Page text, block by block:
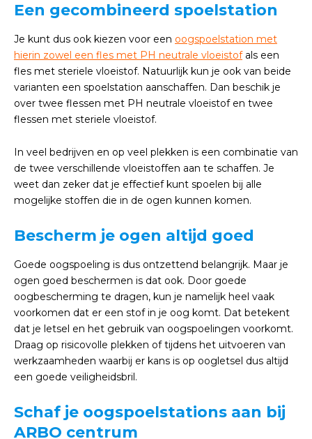
Een gecombineerd spoelstation
Je kunt dus ook kiezen voor een oogspoelstation met
hierin zowel een fles met PH neutrale vloeistofals een
fles met steriele vloeistof. Natuurlijk kun je ook van beide
varianten een spoelstation aanschaffen. Dan beschik je
over twee flessen met PH neutrale vloeistof en twee
flessen met steriele vloeistof.
In veel bedrijven en op veel plekken is een combinatie van
de twee verschillende vloeistoffen aan te schaffen. Je
weet dan zeker dat je effectief kunt spoelen bij alle
mogelijke stoffen die in de ogen kunnen komen.
Bescherm je ogen altijd goed
Goede oogspoeling is dus ontzettend belangrijk. Maar je
ogen goed beschermen is dat ook. Door goede
oogbescherming te dragen, kun je namelijk heel vaak
voorkomen dat er een stof in je oog komt. Dat betekent
dat je letsel en het gebruik van oogspoelingen voorkomt.
Draag op risicovolle plekken of tijdens het uitvoeren van
werkzaamheden waarbij er kans is op oogletsel dus altijd
een goede veiligheidsbril.
Schaf je oogspoelstations aan bij
ARBO centrum